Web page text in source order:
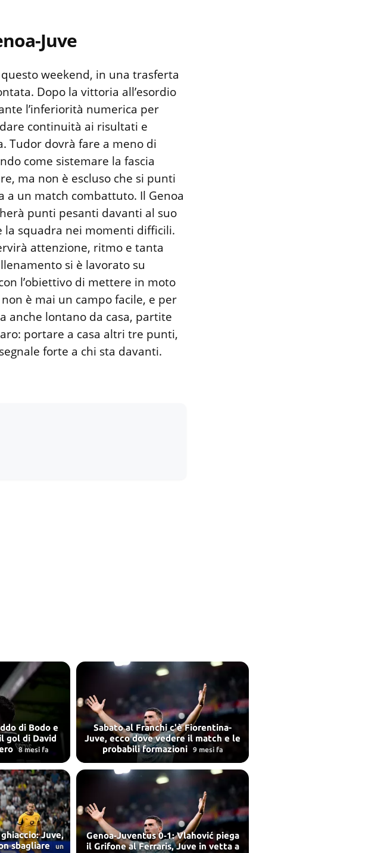
Juve
weekend, in una trasferta
Dopo la vittoria all’esordio
l’inferiorità numerica per
continuità ai risultati e
Tudor dovrà fare a meno di
come sistemare la fascia
ma non è escluso che si punti
a un match combattuto. Il Genoa
punti pesanti davanti al suo
la squadra nei momenti difficili.
attenzione, ritmo e tanta
si è lavorato su
l’obiettivo di mettere in moto
è mai un campo facile, e per
anche lontano da casa, partite
portare a casa altri tre punti,
forte a chi sta davanti.
di Bodo e
gol di David
8 mesi fa
Sabato al Franchi c'è Fiorentina-
Juve, ecco dove vedere il match e le
probabili formazioni
9 mesi fa
Juve,
sbagliare
un
Genoa‑Juventus 0‑1: Vlahović piega
il Grifone al Ferraris, Juve in vetta a